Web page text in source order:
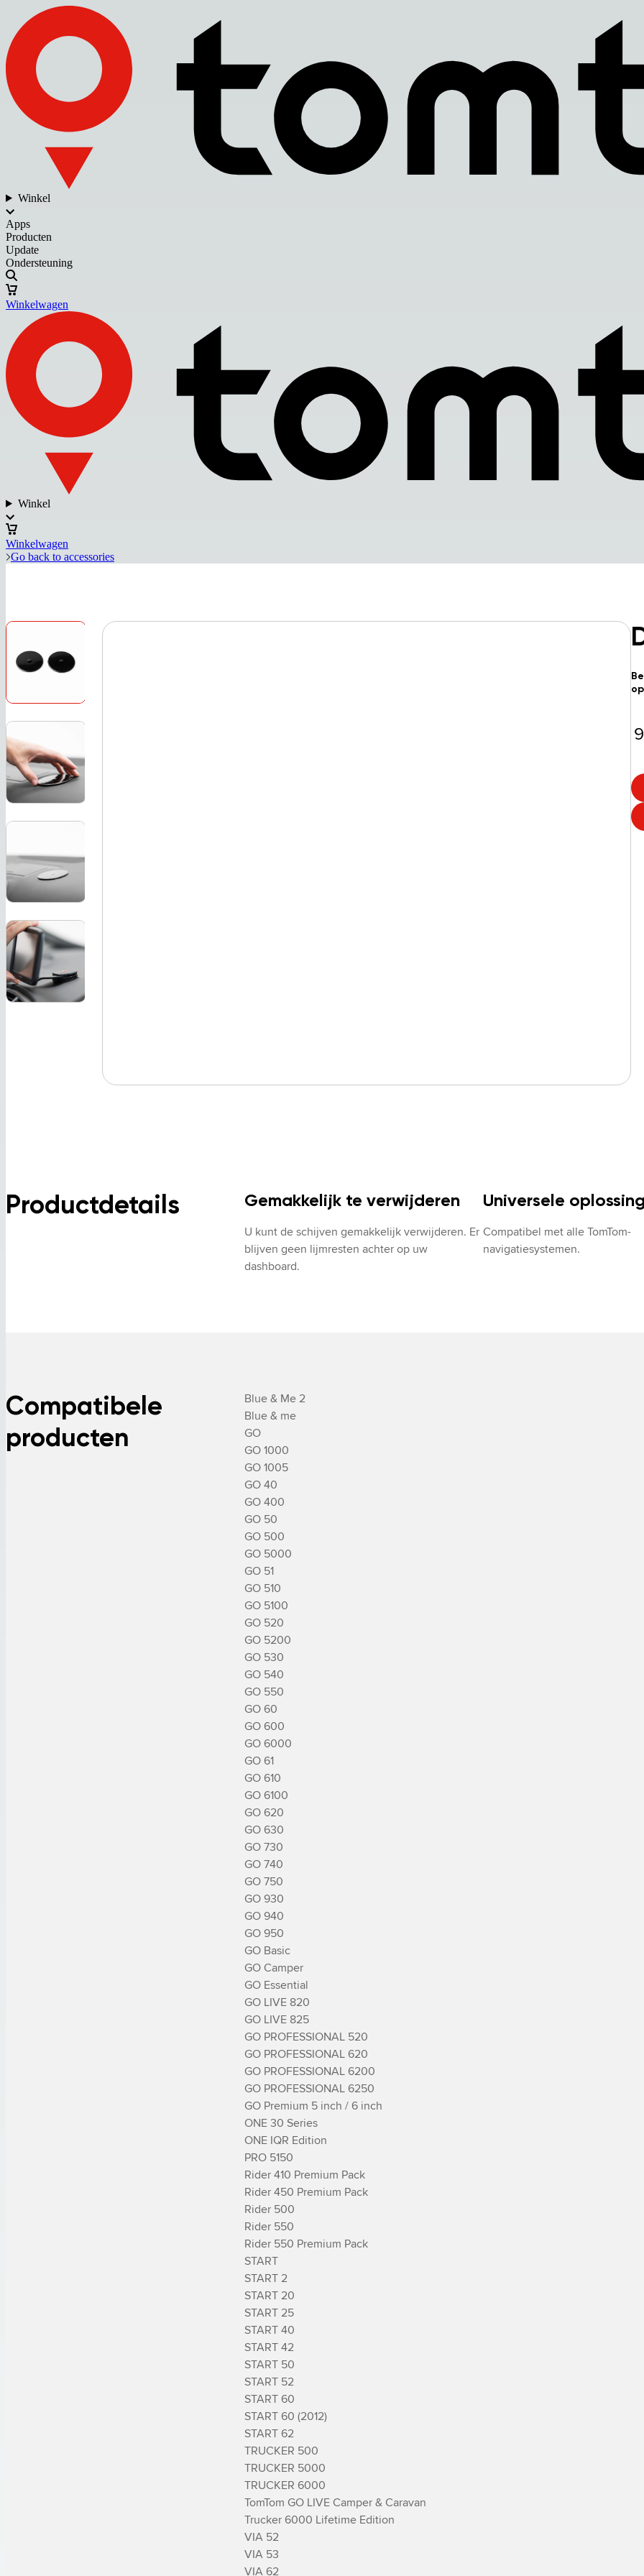
Winkel
Apps
Producten
Update
Ondersteuning
Winkelwagen
Winkel
Winkelwagen
Go back to accessories
Productdetails Gemakkelijk te verwijderen
U kunt de schijven gemakkelijk verwijderen. Er
blijven geen lijmresten achter op uw
dashboard.
Universele
Compatibel met alle TomTom-
navigatiesystemen.
Compatibele
producten
Blue & Me 2
Blue & me
GO
GO 1000
GO 1005
GO 40
GO 400
GO 50
GO 500
GO 5000
GO 51
GO 510
GO 5100
GO 520
GO 5200
GO 530
GO 540
GO 550
GO 60
GO 600
GO 6000
GO 61
GO 610
GO 6100
GO 620
GO 630
GO 730
GO 740
GO 750
GO 930
GO 940
GO 950
GO Basic
GO Camper
GO Essential
GO LIVE 820
GO LIVE 825
GO PROFESSIONAL 520
GO PROFESSIONAL 620
GO PROFESSIONAL 6200
GO PROFESSIONAL 6250
GO Premium 5 inch / 6 inch
ONE 30 Series
ONE IQR Edition
PRO 5150
Rider 410 Premium Pack
Rider 450 Premium Pack
Rider 500
Rider 550
Rider 550 Premium Pack
START
START 2
START 20
START 25
START 40
START 42
START 50
START 52
START 60
START 60 (2012)
START 62
TRUCKER 500
TRUCKER 5000
TRUCKER 6000
TomTom GO LIVE Camper & Caravan
Trucker 6000 Lifetime Edition
VIA 52
VIA 53
VIA 62